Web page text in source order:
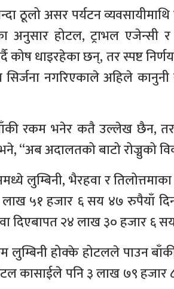
ठूलो असर पर्यटन
अनुसार होटल, ट्राभल एजेन्सी
कोष धाइरहेका छन्, तर स्पष्ट
सिर्जना नगरिएकाले अहिले
रकम भनेर कतै उल्लेख छैन,
“अब अदालतको बाटो रोज्नुको
लुम्बिनी, भैरहवा र
५१ हजार ६ सय ४७ रुपैयाँ
दिएबापत २४ लाख ३० हजार ६
लुम्बिनी होक्के होटलले पाउन
कासाईले पनि ३ लाख ७९